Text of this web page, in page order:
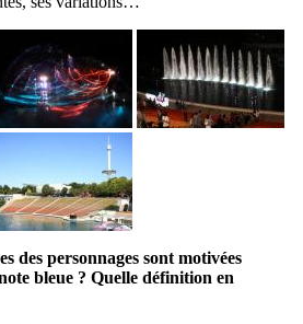
des personnages sont motivées
bleue ? Quelle définition en